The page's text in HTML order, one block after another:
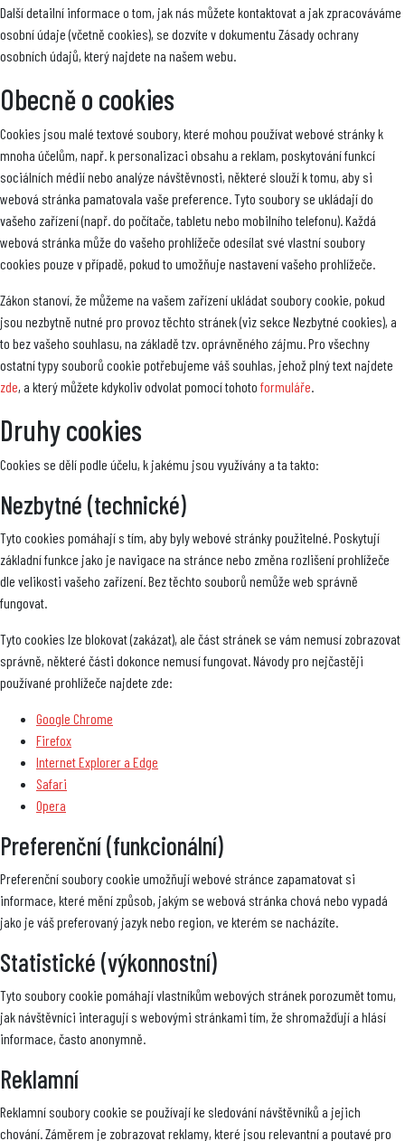
Další detailní informace o tom, jak nás můžete kontaktovat a jak zpracováváme
osobní údaje (včetně cookies), se dozvíte v dokumentu Zásady ochrany
osobních údajů, který najdete na našem webu.
Obecně o cookies
Cookies jsou malé textové soubory, které mohou používat webové stránky k
mnoha účelům, např. k personalizaci obsahu a reklam, poskytování funkcí
sociálních médií nebo analýze návštěvnosti, některé slouží k tomu, aby si
webová stránka pamatovala vaše preference. Tyto soubory se ukládají do
vašeho zařízení (např. do počítače, tabletu nebo mobilního telefonu). Každá
webová stránka může do vašeho prohlížeče odesílat své vlastní soubory
cookies pouze v případě, pokud to umožňuje nastavení vašeho prohlížeče.
Zákon stanoví, že můžeme na vašem zařízení ukládat soubory cookie, pokud
jsou nezbytně nutné pro provoz těchto stránek (viz sekce Nezbytné cookies), a
to bez vašeho souhlasu, na základě tzv. oprávněného zájmu. Pro všechny
ostatní typy souborů cookie potřebujeme váš souhlas, jehož plný text najdete
zde, a který můžete kdykoliv odvolat pomocí tohoto formuláře.
Druhy cookies
Cookies se dělí podle účelu, k jakému jsou využívány a ta takto:
Nezbytné (technické)
Tyto cookies pomáhají s tím, aby byly webové stránky použitelné. Poskytují
základní funkce jako je navigace na stránce nebo změna rozlišení prohlížeče
dle velikosti vašeho zařízení. Bez těchto souborů nemůže web správně
fungovat.
Tyto cookies lze blokovat (zakázat), ale část stránek se vám nemusí zobrazovat
správně, některé části dokonce nemusí fungovat. Návody pro nejčastěji
používané prohlížeče najdete zde:
Google Chrome
Firefox
Internet Explorer a Edge
Safari
Opera
Preferenční (funkcionální)
Preferenční soubory cookie umožňují webové stránce zapamatovat si
informace, které mění způsob, jakým se webová stránka chová nebo vypadá
jako je váš preferovaný jazyk nebo region, ve kterém se nacházíte.
Statistické (výkonnostní)
Tyto soubory cookie pomáhají vlastníkům webových stránek porozumět tomu,
jak návštěvníci interagují s webovými stránkami tím, že shromažďují a hlásí
informace, často anonymně.
Reklamní
Reklamní soubory cookie se používají ke sledování návštěvníků a jejich
chování. Záměrem je zobrazovat reklamy, které jsou relevantní a poutavé pro